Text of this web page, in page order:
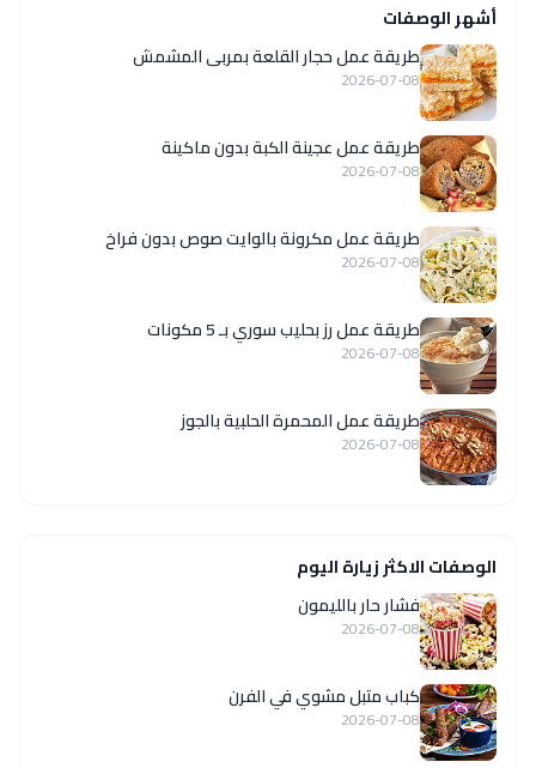
أشهر الوصفات
طريقة عمل حجار القلعة بمربى المشمش
2026-07-08
طريقة عمل عجينة الكبة بدون ماكينة
2026-07-08
طريقة عمل مكرونة بالوايت صوص بدون فراخ
2026-07-08
طريقة عمل رز بحليب سوري بـ 5 مكونات
2026-07-08
طريقة عمل المحمرة الحلبية بالجوز
2026-07-08
الوصفات الاكثر زيارة اليوم
فشار حار بالليمون
2026-07-08
كباب متبل مشوي في الفرن
2026-07-08